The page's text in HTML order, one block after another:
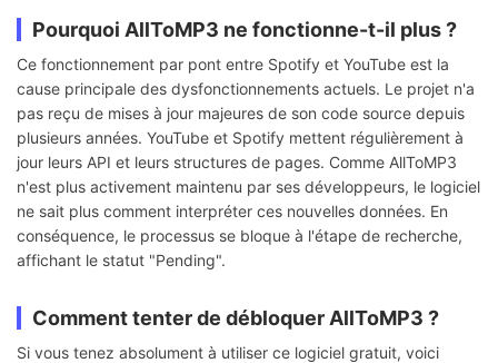
Pourquoi AllToMP3 ne fonctionne-t-il plus ?
Ce fonctionnement par pont entre Spotify et YouTube est la
cause principale des dysfonctionnements actuels. Le projet n'a
pas reçu de mises à jour majeures de son code source depuis
plusieurs années. YouTube et Spotify mettent régulièrement à
jour leurs API et leurs structures de pages. Comme AllToMP3
n'est plus activement maintenu par ses développeurs, le logiciel
ne sait plus comment interpréter ces nouvelles données. En
conséquence, le processus se bloque à l'étape de recherche,
affichant le statut "Pending".
Comment tenter de débloquer AllToMP3 ?
Si vous tenez absolument à utiliser ce logiciel gratuit, voici